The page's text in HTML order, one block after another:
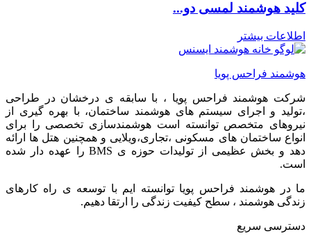
کلید هوشمند لمسی دو...
اطلاعات بیشتر
هوشمند فراحس پویا
شرکت هوشمند فراحس پویا ، با سابقه ی درخشان در طراحی
،تولید و اجرای سیستم های هوشمند ساختمان، با بهره گیری از
نیروهای متخصص توانسته است هوشمندسازی تخصصی را برای
انواع ساختمان های مسکونی ،تجاری،ویلایی و همچنین هتل ها ارائه
دهد و بخش عظیمی از تولیدات حوزه ی BMS را عهده دار شده
است.
ما در هوشمند فراحس پویا توانسته ایم با توسعه ی راه کارهای
زندگی هوشمند ، سطح کیفیت زندگی را ارتقا دهیم.
دسترسی سریع